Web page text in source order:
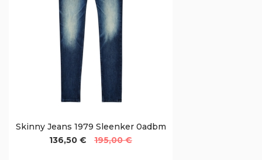
Skinny Jeans 1979 Sleenker 0adbm
136,50 €
195,00 €